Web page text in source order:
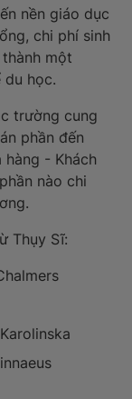
nền giáo dục
chi phí sinh
một
học.
trường cung
phần đến
- Khách
nào chi
Thụy Sĩ: